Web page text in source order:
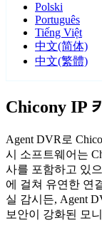
Polski
Português
Tiếng Việt
中文(简体)
中文(繁體)
Chicony IP
Agent DVR로
시 소프트웨어는
사를 포함하고 있
에 걸쳐 유연한 연
실 감시든, Agent
보안이 강화된 모